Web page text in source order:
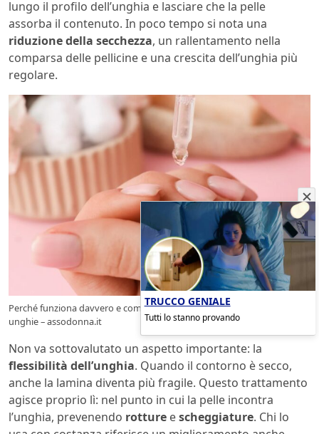
lungo il profilo dell’unghia e lasciare che la pelle
assorba il contenuto. In poco tempo si nota una
riduzione della secchezza, un rallentamento nella
comparsa delle pellicine e una crescita dell’unghia più
regolare.
Perché funziona davvero e come agisce sulla pelle fragile attorno alle
unghie – assodonna.it
Non va sottovalutato un aspetto importante: la
flessibilità dell’unghia. Quando il contorno è secco,
anche la lamina diventa più fragile. Questo trattamento
agisce proprio lì: nel punto in cui la pelle incontra
l’unghia, prevenendo rotture escheggiature. Chi lo
TRUCCO GENIALE
Tutti lo stanno provando